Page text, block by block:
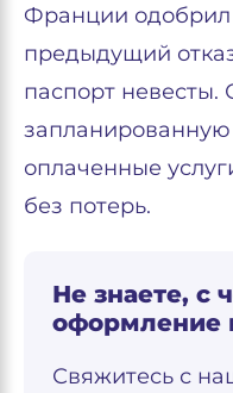
Франции одобрил
предыдущий
паспорт невесты.
запланированную
оплаченные
без потерь.
Не знаете, с
оформление
Свяжитесь с